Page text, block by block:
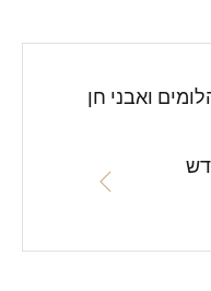
ואבני חן